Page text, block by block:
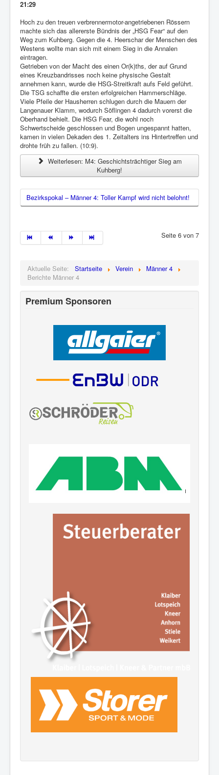
21:29
Hoch zu den treuen verbrennermotor-angetriebenen Rössern
machte sich das allererste Bündnis der „HSG Fear“ auf den
Weg zum Kuhberg. Gegen die 4. Heerschar der Menschen des
Westens wollte man sich mit einem Sieg in die Annalen
eintragen.
Getrieben von der Macht des einen Or(k)ths, der auf Grund
eines Kreuzbandrisses noch keine physische Gestalt
annehmen kann, wurde die HSG-Streitkraft aufs Feld geführt.
Die TSG schaffte die ersten erfolgreichen Hammerschläge.
Viele Pfeile der Hausherren schlugen durch die Mauern der
Langenauer Klamm, wodurch Söflingen 4 dadurch vorerst die
Oberhand behielt. Die HSG Fear, die wohl noch
Schwertscheide geschlossen und Bogen ungespannt hatten,
kamen in vielen Dekaden des 1. Zeitalters ins Hintertreffen und
drohte früh zu fallen. (10:9).
Weiterlesen: M4: Geschichtsträchtiger Sieg am
Kuhberg!
Bezirkspokal – Männer 4: Toller Kampf wird nicht belohnt!
Seite 6 von 7
Aktuelle Seite: Startseite Verein
Männer 4
Berichte Männer 4
Premium Sponsoren